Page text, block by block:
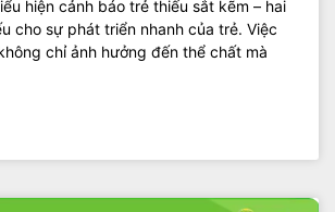
hiện cảnh báo trẻ thiếu sắt kẽm – hai
cho sự phát triển nhanh của trẻ. Việc
chỉ ảnh hưởng đến thể chất mà